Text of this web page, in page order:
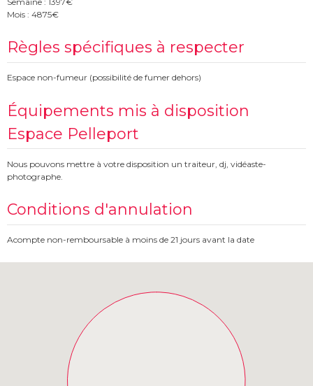
Mois : 4875€
Règles spécifiques à respecter
Espace non-fumeur (possibilité de fumer dehors)
Équipements mis à disposition
Espace Pelleport
Nous pouvons mettre à votre disposition un traiteur, dj, vidéaste-
photographe.
Conditions d'annulation
Acompte non-remboursable à moins de 21 jours avant la date